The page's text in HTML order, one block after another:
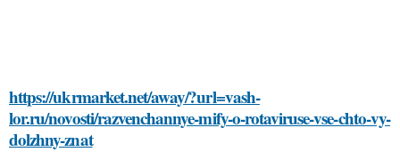
https://ukrmarket.net/away/?url=vash-
lor.ru/novosti/razvenchannye-mify-o-rotaviruse-vse-chto-vy-
dolzhny-znat